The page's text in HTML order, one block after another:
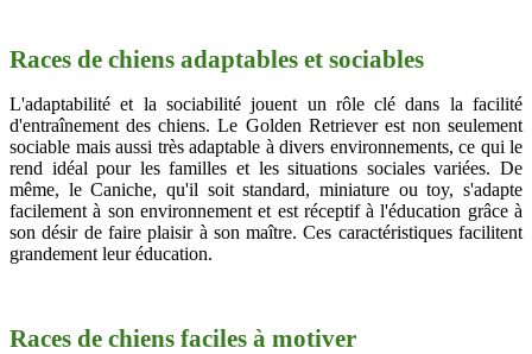
Races de chiens adaptables et sociables
L'adaptabilité et la sociabilité jouent un rôle clé dans la facilité
d'entraînement des chiens. Le Golden Retriever est non seulement
sociable mais aussi très adaptable à divers environnements, ce qui le
rend idéal pour les familles et les situations sociales variées. De
même, le Caniche, qu'il soit standard, miniature ou toy, s'adapte
facilement à son environnement et est réceptif à l'éducation grâce à
son désir de faire plaisir à son maître. Ces caractéristiques facilitent
grandement leur éducation.
Races de chiens faciles à motiver